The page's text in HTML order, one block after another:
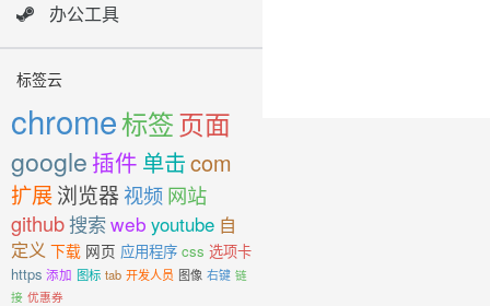
办公工具
标签云
chrome标签页面
google 插件 单击com
扩展浏览器 视频网站
github搜索web youtube 自
定义 下载 网页 应用程序 css 选项卡
https 添加 图标 tab 开发人员 图像 右键 链
接 优惠券